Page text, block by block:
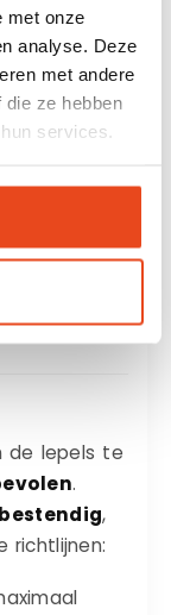
met onze
analyse. Deze
met andere
ze hebben
services.
staal
nette
voor
prettig
de lepels te
.
,
richtlijnen: